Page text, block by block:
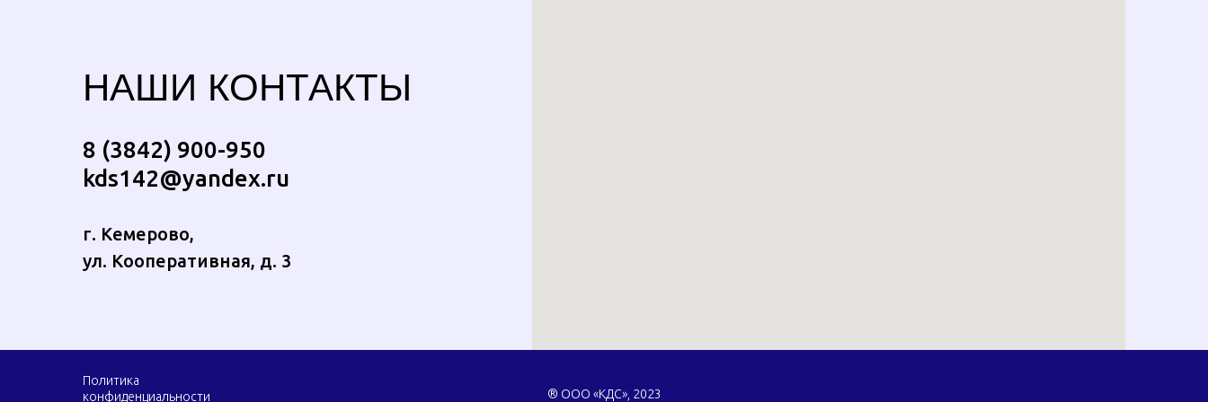
НАШИ КОНТАКТЫ
8 (3842) 900-950
kds142@yandex.ru
г. Кемерово,
ул. Кооперативная, д. 3
® ООО «КДС», 2023
Политика
конфиденциальности